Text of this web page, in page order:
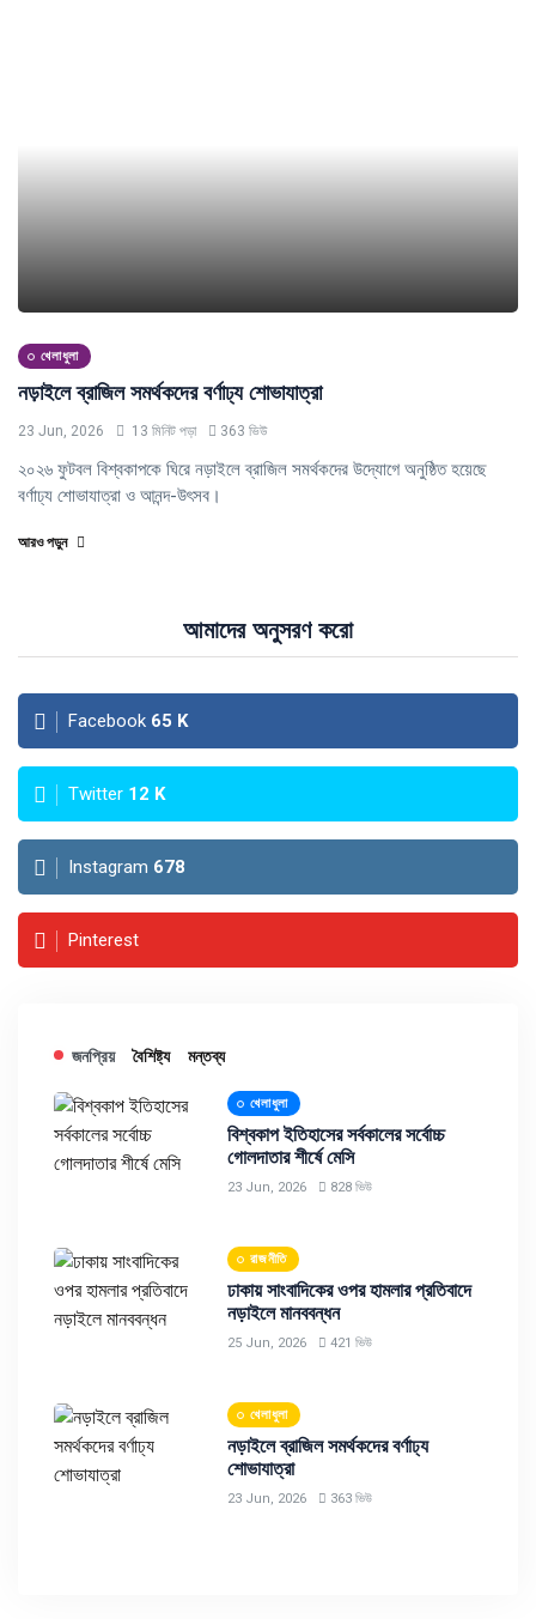
খেলাধুলা
নড়াইলে ব্রাজিল সমর্থকদের বর্ণাঢ্য শোভাযাত্রা
23 Jun, 2026 13 মিনিট পড়া 363 ভিউ
২০২৬ ফুটবল বিশ্বকাপকে ঘিরে নড়াইলে ব্রাজিল সমর্থকদের উদ্যোগে অনুষ্ঠিত হয়েছে
বর্ণাঢ্য শোভাযাত্রা ও আনন্দ-উৎসব।
আরও পড়ুন
আমাদের অনুসরণ করো
Facebook 65 K
Twitter 12 K
Instagram 678
Pinterest
জনপ্রিয় বৈশিষ্ট্য মন্তব্য
খেলাধুলা
বিশ্বকাপ ইতিহাসের সর্বকালের সর্বোচ্চ
গোলদাতার শীর্ষে মেসি
23 Jun, 2026 828 ভিউ
রাজনীতি
ঢাকায় সাংবাদিকের ওপর হামলার প্রতিবাদে
নড়াইলে মানববন্ধন
25 Jun, 2026 421 ভিউ
খেলাধুলা
নড়াইলে ব্রাজিল সমর্থকদের বর্ণাঢ্য
শোভাযাত্রা
23 Jun, 2026 363 ভিউ